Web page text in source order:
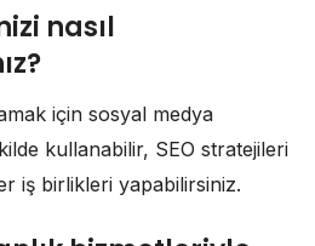
nasıl
için sosyal medya
kullanabilir, SEO stratejileri
iş birlikleri yapabilirsiniz.